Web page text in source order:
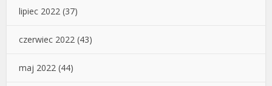
lipiec 2022 (37)
czerwiec 2022 (43)
maj 2022 (44)